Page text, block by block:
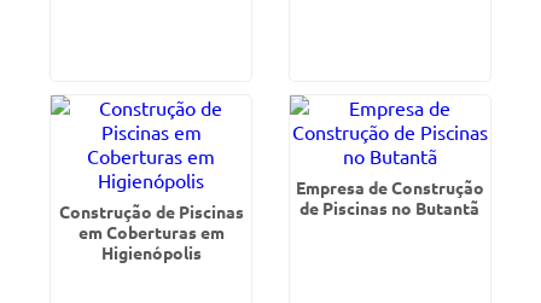
Construção de Piscinas
em Coberturas em
Higienópolis
Empresa de Construção
de Piscinas no Butantã